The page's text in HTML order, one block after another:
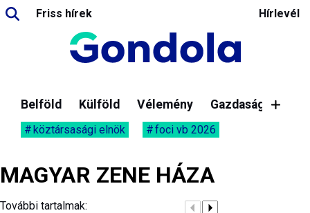
Friss hírek Hírlevél
Belföld Külföld Vélemény Gazdaság
köztársasági elnök foci vb 2026
MAGYAR ZENE HÁZA
További tartalmak: